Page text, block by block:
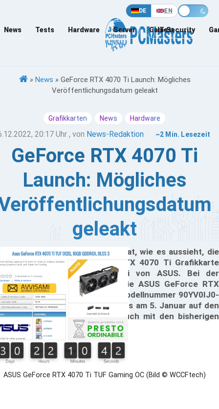
DE EN
News Tests Hardware Server Games
IT-Security
» News » GeForce RTX 4070 Ti Launch: Mögliches
Veröffentlichungsdatum geleakt
Grafikkarten News Hardware
20:17 Uhr , von News-Redaktion ~2 Min. Lesezeit
GeForce RTX 4070 Ti
Launch: Mögliches
geleakt
italienische Händler Drako.it hat, wie es aussieht, die
Custom NVIDIA GeForce RTX 4070 Ti Grafikkarte
Die Karte kommt dabei von ASUS. Bei der
handelt es sich um die ASUS GeForce RTX
Ti TUF Gaming OC mit der Modellnummer 90YV0IJ0-
Die Grafikkarte soll bereits am 5. Januar auf den
kommen. Das deckt sich auch mit den bisherigen
der letzten Wochen.
ASUS GeForce RTX 4070 Ti TUF Gaming OC (Bild © WCCFtech)